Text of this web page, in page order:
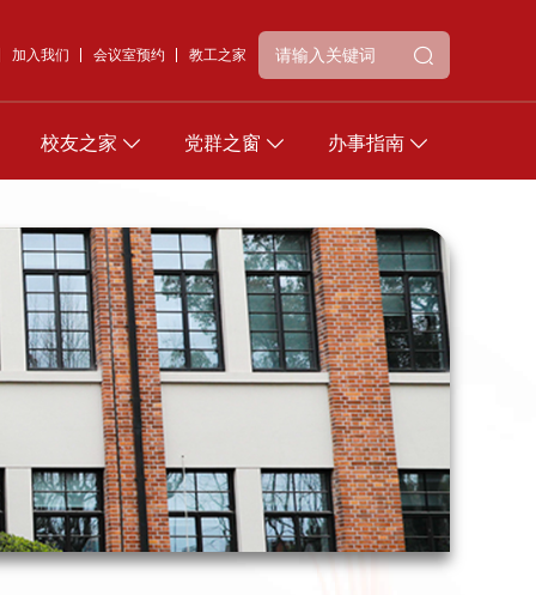
加入我们 会议室预约 教工之家
校友之家 党群之窗 办事指南